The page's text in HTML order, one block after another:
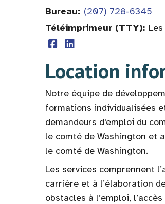
Bureau
(207) 728-6345
Téléimprimeur (TTY)
Location
Notre équipe de
formations individualisées
demandeurs d'emploi du
le comté de Washington et
le comté de Washington.
Les services comprennent
carrière et à l’élaboration
obstacles à l’emploi,